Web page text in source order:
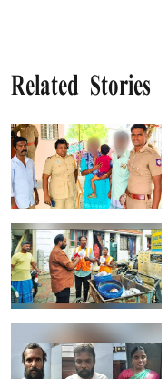
Related Stories